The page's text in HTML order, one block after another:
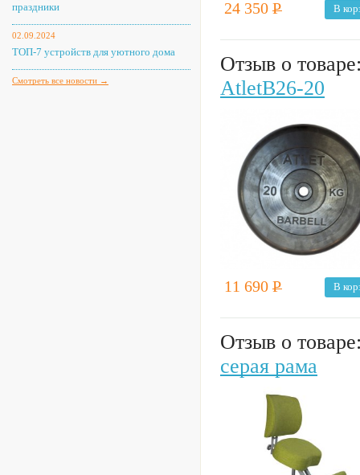
праздники
02.09.2024
ТОП-7 устройств для уютного дома
Смотреть все новости →
24 350 Р В
Отзыв о
AtletB26-20
11 690 Р В
Отзыв о
серая рама